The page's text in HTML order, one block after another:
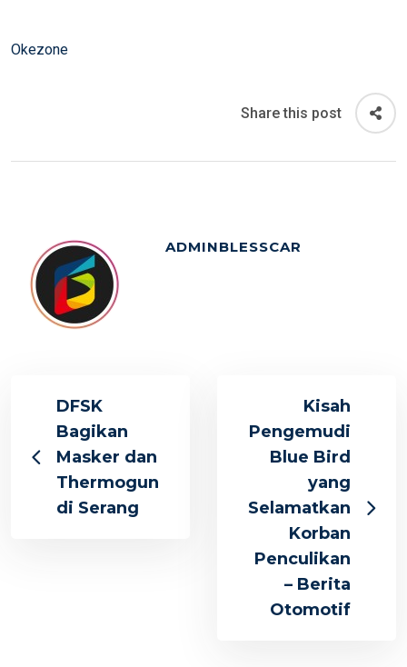
Okezone
Share this post
ADMINBLESSCAR
DFSK
Bagikan
Masker dan
Thermogun
di Serang
Kisah
Pengemudi
Blue Bird
yang
Selamatkan
Korban
Penculikan
– Berita
Otomotif